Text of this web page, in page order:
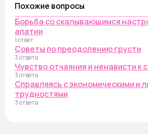
Похожие вопросы
Борьба со скалывающимся
апатии
1 ответ
Советы по преодолению грусти
3 ответа
Чувство отчаяния и ненависти к
3 ответа
Справляясь с экономическими и
трудностями
3 ответа